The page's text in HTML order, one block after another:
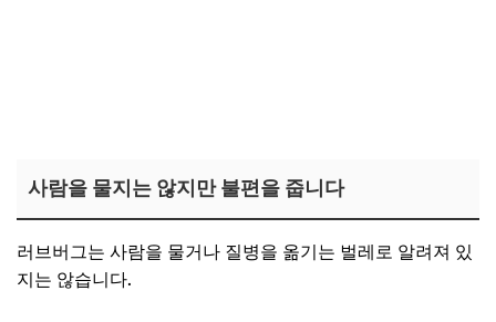
사람을 물지는 않지만 불편을 줍니다
러브버그는 사람을 물거나 질병을 옮기는 벌레로 알려져 있
지는 않습니다.